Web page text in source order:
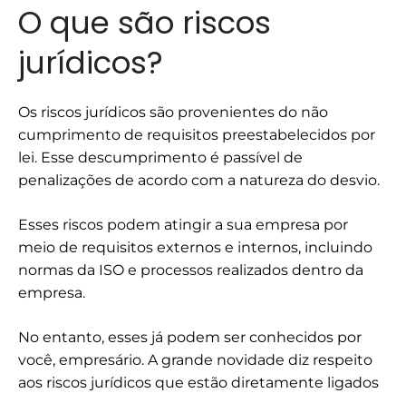
O que são riscos
jurídicos?
Os riscos jurídicos são provenientes do não
cumprimento de requisitos preestabelecidos por
lei. Esse descumprimento é passível de
penalizações de acordo com a natureza do desvio.
Esses riscos podem atingir a sua empresa por
meio de requisitos externos e internos, incluindo
normas da ISO e processos realizados dentro da
empresa.
No entanto, esses já podem ser conhecidos por
você, empresário. A grande novidade diz respeito
aos riscos jurídicos que estão diretamente ligados